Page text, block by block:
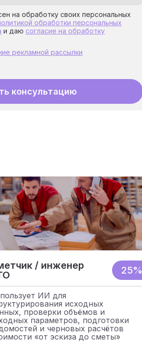
на обработку своих персональных
обработки персональных
и даю согласие на обработку
рекламной рассылки
консультацию
/ инженер
ИИ для
исходных
проверки объёмов и
параметров, подготовки
и черновых расчётов
«от эскиза до сметы»
25%